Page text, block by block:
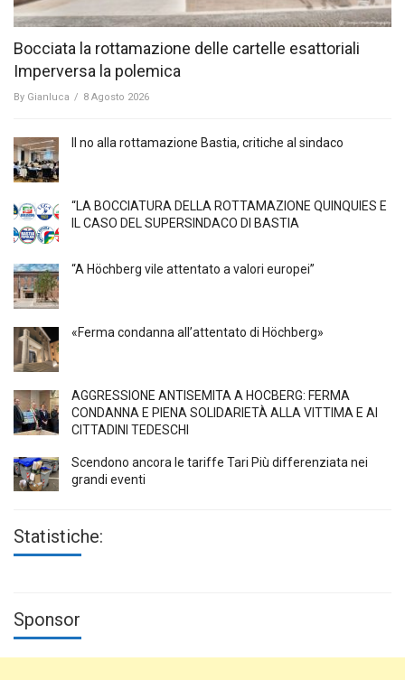
Bocciata la rottamazione delle cartelle esattoriali
Imperversa la polemica
By Gianluca / 8 Agosto 2026
Il no alla rottamazione Bastia, critiche al sindaco
“LA BOCCIATURA DELLA ROTTAMAZIONE QUINQUIES E
IL CASO DEL SUPERSINDACO DI BASTIA
“A Höchberg vile attentato a valori europei”
«Ferma condanna all’attentato di Höchberg»
AGGRESSIONE ANTISEMITA A HÖCBERG: FERMA
CONDANNA E PIENA SOLIDARIETÀ ALLA VITTIMA E AI
CITTADINI TEDESCHI
Scendono ancora le tariffe Tari Più differenziata nei
grandi eventi
Statistiche:
Sponsor